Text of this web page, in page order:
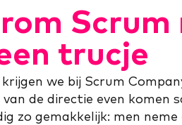
Scrum
trucje
we bij Scrum
van de directie even komen
zo gemakkelijk: men